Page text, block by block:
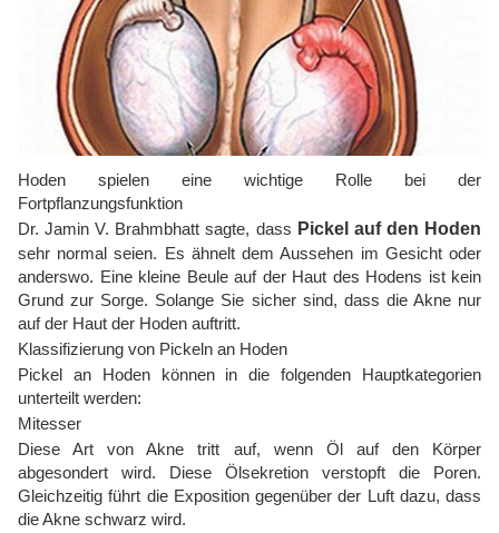
Hoden spielen eine wichtige Rolle bei der
Fortpflanzungsfunktion
Dr. Jamin V. Brahmbhatt sagte, dass Pickel auf den Hoden
sehr normal seien. Es ähnelt dem Aussehen im Gesicht oder
anderswo. Eine kleine Beule auf der Haut des Hodens ist kein
Grund zur Sorge. Solange Sie sicher sind, dass die Akne nur
auf der Haut der Hoden auftritt.
Klassifizierung von Pickeln an Hoden
Pickel an Hoden können in die folgenden Hauptkategorien
unterteilt werden:
Mitesser
Diese Art von Akne tritt auf, wenn Öl auf den Körper
abgesondert wird. Diese Ölsekretion verstopft die Poren.
Gleichzeitig führt die Exposition gegenüber der Luft dazu, dass
die Akne schwarz wird.